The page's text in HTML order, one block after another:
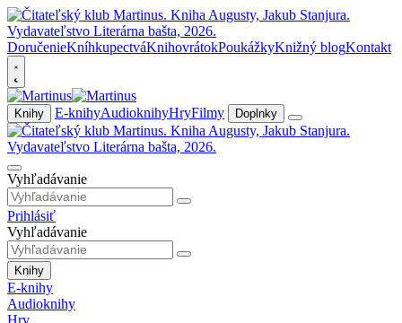
DoručenieKníhkupectváKnihovrátokPoukážkyKnižný blogKontakt
Knihy E-knihyAudioknihyHryFilmy Doplnky
Vyhľadávanie
Prihlásiť
Vyhľadávanie
Knihy
E-knihy
Audioknihy
Hry